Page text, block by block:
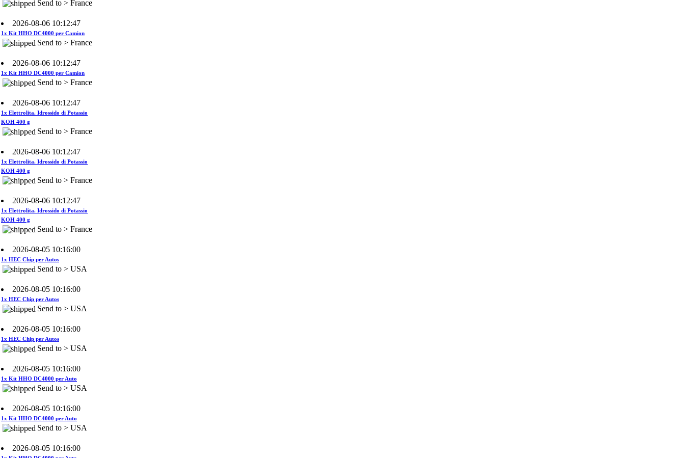
2026-08-06 10:12:47
Send to > France
2026-08-06 10:12:47
Send to > France
2026-08-06 10:12:47
KOH 400 g
Send to > France
2026-08-06 10:12:47
KOH 400 g
Send to > France
2026-08-06 10:12:47
KOH 400 g
Send to > France
2026-08-05 10:16:00
Send to > USA
2026-08-05 10:16:00
Send to > USA
2026-08-05 10:16:00
Send to > USA
2026-08-05 10:16:00
Send to > USA
2026-08-05 10:16:00
Send to > USA
2026-08-05 10:16:00
Send to > USA